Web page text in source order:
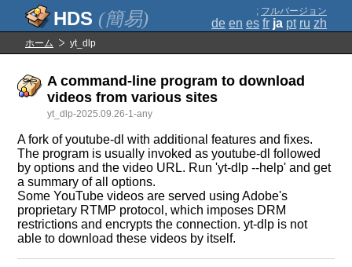
(簡易) ; フルバージョン
de en es fr ja pt ru zh
ホーム yt_dlp
A command-line program to download
videos from various sites
yt_dlp-2025.09.26-1-any
A fork of youtube-dl with additional features and fixes.
The program is usually invoked as youtube-dl followed
by options and the video URL. Run 'yt-dlp --help' and get
a summary of all options.
Some YouTube videos are served using Adobe's
proprietary RTMP protocol, which imposes DRM
restrictions and encrypts the connection. yt-dlp is not
able to download these videos by itself.